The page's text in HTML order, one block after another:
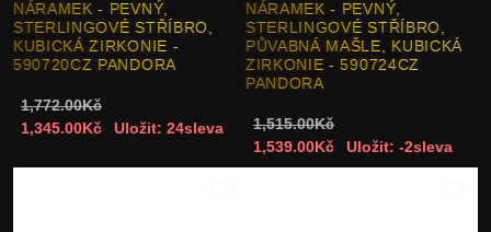
NÁRAMEK - PEVNÝ,
STERLINGOVÉ STŘÍBRO,
KUBICKÁ ZIRKONIE -
590720CZ PANDORA
1,772.00Kč
1,345.00Kč
Uložit: 24sleva
NÁRAMEK - PEVNÝ,
STERLINGOVÉ STŘÍBRO,
PŮVABNÁ MAŠLE, KUBICKÁ
ZIRKONIE - 590724CZ
PANDORA
1,515.00Kč
1,539.00Kč
Uložit: -2sleva